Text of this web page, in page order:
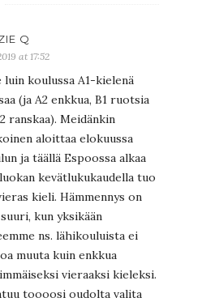
Q
at 17:52
luin koulussa A1-kielenä
(ja A2 enkkua, B1 ruotsia
ranskaa). Meidänkin
aloittaa elokuussa
ja täällä Espoossa alkaa
kevätlukukaudella tuo
kieli. Hämmennys on
kun yksikään
ns. lähikouluista ei
muuta kuin enkkua
vieraaksi kieleksi.
toooosi oudolta valita